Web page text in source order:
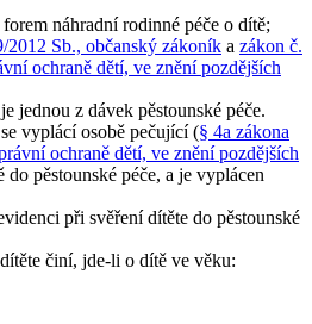
náhradní rodinné péče o dítě;
2012 Sb., občanský zákoník a zákon č.
ochraně dětí, ve znění pozdějších
jednou z dávek pěstounské péče.
vyplácí osobě pečující (§ 4a zákona
ochraně dětí, ve znění pozdějších
do pěstounské péče, a je vyplácen
při svěření dítěte do pěstounské
činí, jde-li o dítě ve věku: